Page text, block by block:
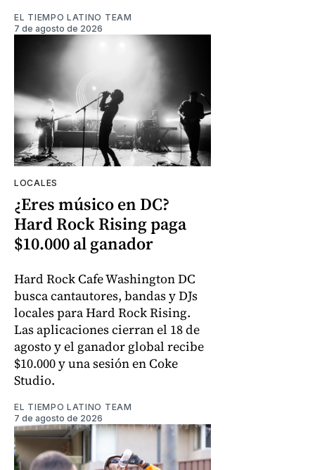
EL TIEMPO LATINO TEAM
7 de agosto de 2026
LOCALES
¿Eres músico en DC?
Hard Rock Rising paga
$10.000 al ganador
Hard Rock Cafe Washington DC
busca cantautores, bandas y DJs
locales para Hard Rock Rising.
Las aplicaciones cierran el 18 de
agosto y el ganador global recibe
$10.000 y una sesión en Coke
Studio.
EL TIEMPO LATINO TEAM
7 de agosto de 2026